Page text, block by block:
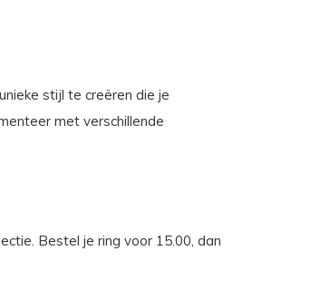
stijl te creëren die je
met verschillende
Bestel je ring voor 15.00, dan